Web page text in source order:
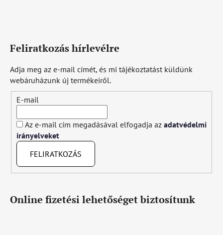
Feliratkozás hírlevélre
Adja meg az e-mail címét, és mi tájékoztatást küldünk
webáruházunk új termékeiről.
E-mail
Az e-mail cím megadásával elfogadja az adatvédelmi
irányelveket
FELIRATKOZÁS
Online fizetési lehetőséget biztosítunk